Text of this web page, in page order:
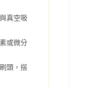
真空吸
或微分
頭，搭